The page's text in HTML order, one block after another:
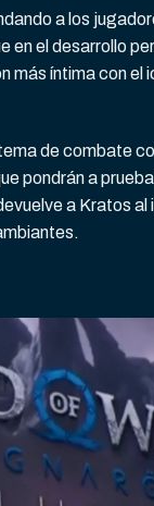
a los
en el desarrollo
más íntima con el
de combate
pondrán a
a Kratos